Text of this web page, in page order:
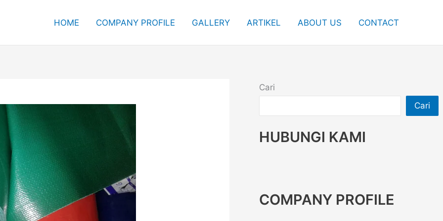
HOME COMPANY PROFILE GALLERY ARTIKEL ABOUT US CONTACT
Cari
Cari
HUBUNGI KAMI
COMPANY PROFILE